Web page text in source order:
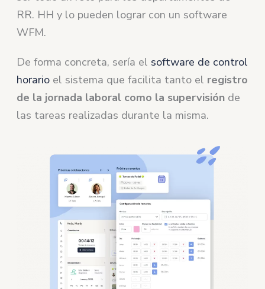
RR. HH y lo pueden lograr con un software
WFM.
De forma concreta, sería el software de control
horario el sistema que facilita tanto el registro
de la jornada laboral como la supervisión de
las tareas realizadas durante la misma.